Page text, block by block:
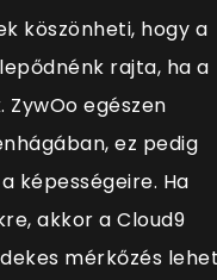
köszönheti, hogy a
rajta, ha a
ZywOo egészen
ez pedig
képességeire. Ha
akkor a Cloud9
mérkőzés